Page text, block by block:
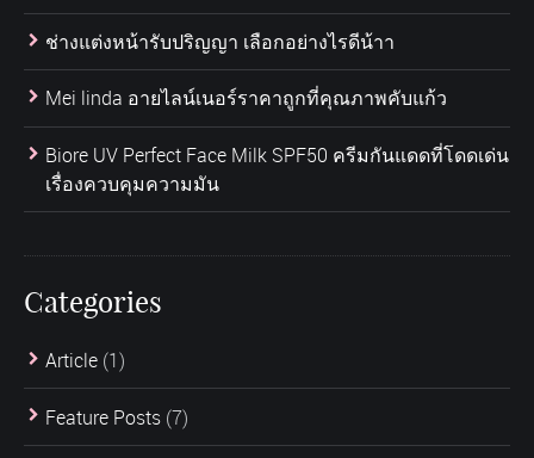
ช่างแต่งหน้ารับปริญญา เลือกอย่างไรดีน้าา
Mei linda อายไลน์เนอร์ราคาถูกที่คุณภาพคับแก้ว
Biore UV Perfect Face Milk SPF50 ครีมกันแดดที่โดดเด่น
เรื่องควบคุมความมัน
Categories
Article (1)
Feature Posts (7)